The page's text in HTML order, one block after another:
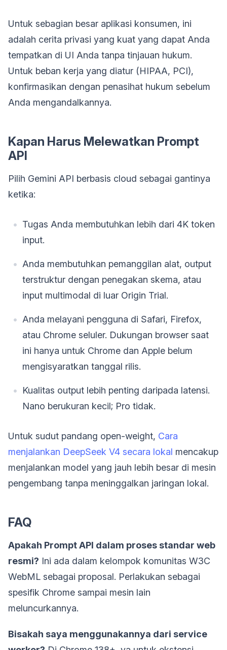
Untuk sebagian besar aplikasi konsumen, ini
adalah cerita privasi yang kuat yang dapat Anda
tempatkan di UI Anda tanpa tinjauan hukum.
Untuk beban kerja yang diatur (HIPAA, PCI),
konfirmasikan dengan penasihat hukum sebelum
Anda mengandalkannya.
Kapan Harus Melewatkan Prompt
API
Pilih Gemini API berbasis cloud sebagai gantinya
ketika:
Tugas Anda membutuhkan lebih dari 4K token
input.
Anda membutuhkan pemanggilan alat, output
terstruktur dengan penegakan skema, atau
input multimodal di luar Origin Trial.
Anda melayani pengguna di Safari, Firefox,
atau Chrome seluler. Dukungan browser saat
ini hanya untuk Chrome dan Apple belum
mengisyaratkan tanggal rilis.
Kualitas output lebih penting daripada latensi.
Nano berukuran kecil; Pro tidak.
Untuk sudut pandang open-weight, Cara
menjalankan DeepSeek V4 secara lokal mencakup
menjalankan model yang jauh lebih besar di mesin
pengembang tanpa meninggalkan jaringan lokal.
FAQ
Apakah Prompt API dalam proses standar web
resmi? Ini ada dalam kelompok komunitas W3C
WebML sebagai proposal. Perlakukan sebagai
spesifik Chrome sampai mesin lain
meluncurkannya.
Bisakah saya menggunakannya dari service